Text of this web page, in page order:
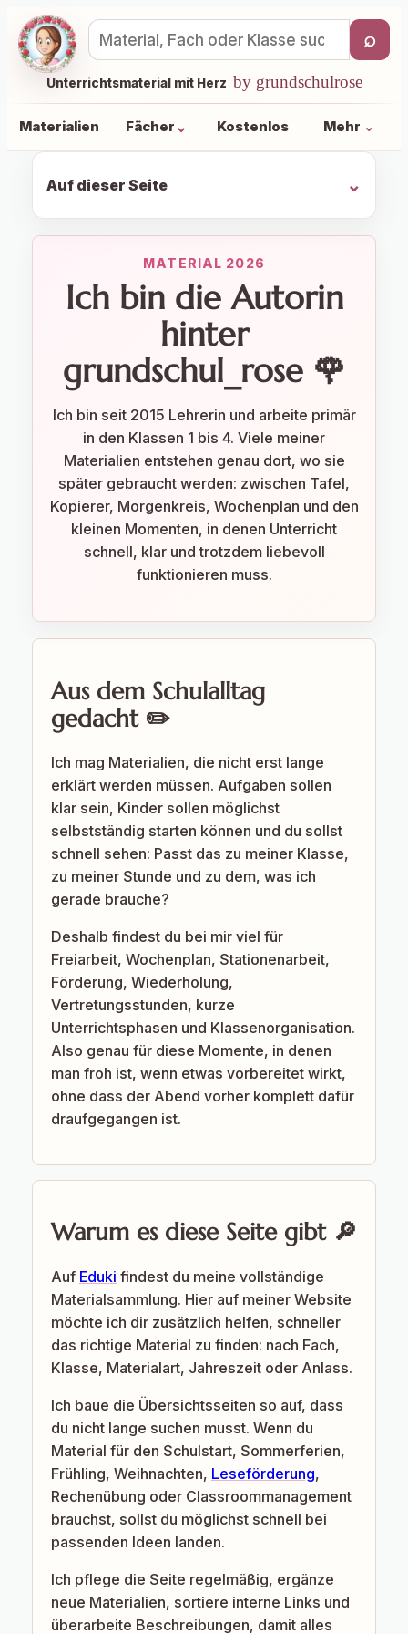
Materialsuche
⌕
Unterrichtsmaterial mit Herz by grundschulrose
Materialien Fächer ⌄ Kostenlos Mehr ⌄
Auf dieser Seite
Ich bin die Autorin
hinter
grundschul_rose 🌹
Ich bin seit 2015 Lehrerin und arbeite primär
in den Klassen 1 bis 4. Viele meiner
Materialien entstehen genau dort, wo sie
später gebraucht werden: zwischen Tafel,
Kopierer, Morgenkreis, Wochenplan und den
kleinen Momenten, in denen Unterricht
schnell, klar und trotzdem liebevoll
funktionieren muss.
Aus dem Schulalltag
gedacht ✏️
Ich mag Materialien, die nicht erst lange
erklärt werden müssen. Aufgaben sollen
klar sein, Kinder sollen möglichst
selbstständig starten können und du sollst
schnell sehen: Passt das zu meiner Klasse,
zu meiner Stunde und zu dem, was ich
gerade brauche?
Deshalb findest du bei mir viel für
Freiarbeit, Wochenplan, Stationenarbeit,
Förderung, Wiederholung,
Vertretungsstunden, kurze
Unterrichtsphasen und Klassenorganisation.
Also genau für diese Momente, in denen
man froh ist, wenn etwas vorbereitet wirkt,
ohne dass der Abend vorher komplett dafür
draufgegangen ist.
Warum es diese Seite gibt 🔎
Auf Eduki findest du meine vollständige
Materialsammlung. Hier auf meiner Website
möchte ich dir zusätzlich helfen, schneller
das richtige Material zu finden: nach Fach,
Klasse, Materialart, Jahreszeit oder Anlass.
Ich baue die Übersichtsseiten so auf, dass
du nicht lange suchen musst. Wenn du
Material für den Schulstart, Sommerferien,
Frühling, Weihnachten, Leseförderung,
Rechenübung oder Classroommanagement
brauchst, sollst du möglichst schnell bei
passenden Ideen landen.
Ich pflege die Seite regelmäßig, ergänze
neue Materialien, sortiere interne Links und
überarbeite Beschreibungen, damit alles